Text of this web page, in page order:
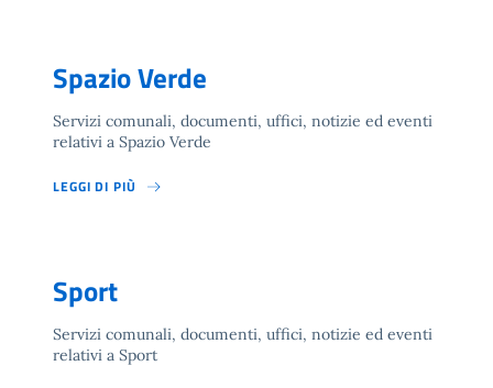
Spazio Verde
Servizi comunali, documenti, uffici, notizie ed eventi
relativi a Spazio Verde
LEGGI DI PIÙ
Sport
Servizi comunali, documenti, uffici, notizie ed eventi
relativi a Sport